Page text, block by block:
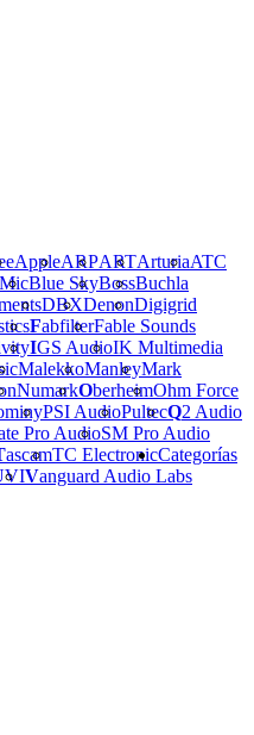
AppleARPARTArturiaATC
Blue SkyBossBuchla
DBXDenonDigigrid
FabfilterFable Sounds
IGS AudioIK Multimedia
MalekkoManleyMark
NumarkOberheimOhm Force
PSI AudioPultecQ2 Audio
Pro AudioSM Pro Audio
ascamTC Electronic
Vanguard Audio Labs
Categorías